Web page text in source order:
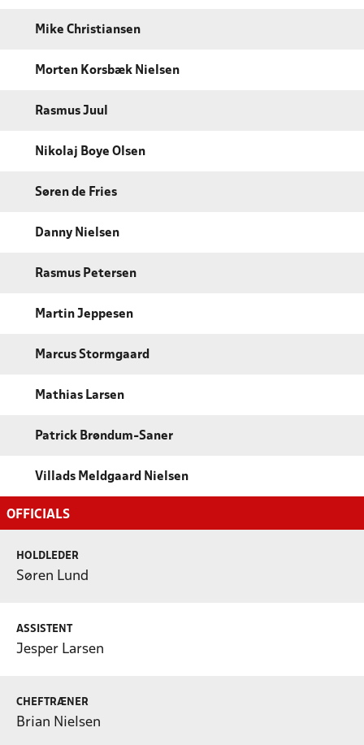
Mike Christiansen
Morten Korsbæk Nielsen
Rasmus Juul
Nikolaj Boye Olsen
Søren de Fries
Danny Nielsen
Rasmus Petersen
Martin Jeppesen
Marcus Stormgaard
Mathias Larsen
Patrick Brøndum-Saner
Villads Meldgaard Nielsen
OFFICIALS
HOLDLEDER
Søren Lund
ASSISTENT
Jesper Larsen
CHEFTRÆNER
Brian Nielsen